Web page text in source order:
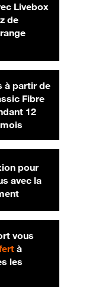
Livebox
de
mois
à partir de
Fibre
€ par mois
12
42,99 € par
pour
avec la
vous
à
les